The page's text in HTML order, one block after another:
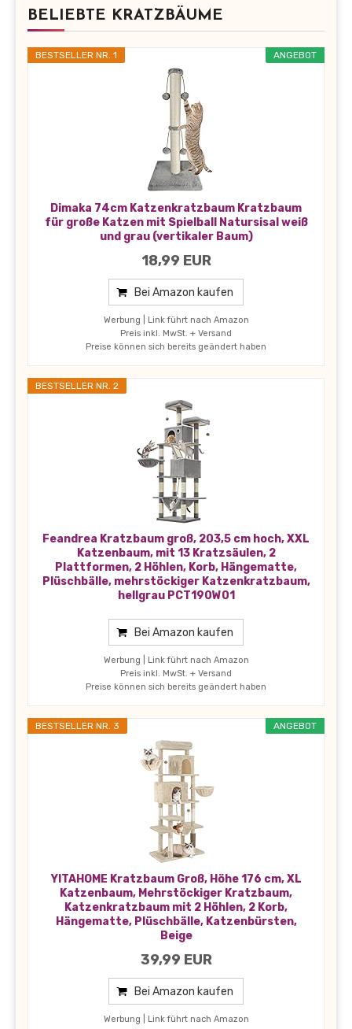
BELIEBTE KRATZBÄUME
ANGEBOT
BESTSELLER NR. 1
Dimaka 74cm Katzenkratzbaum Kratzbaum
für große Katzen mit Spielball Natursisal weiß
und grau (vertikaler Baum)
18,99 EUR
Bei Amazon kaufen
Werbung | Link führt nach Amazon
Preis inkl. MwSt. + Versand
Preise können sich bereits geändert haben
BESTSELLER NR. 2
Feandrea Kratzbaum groß, 203,5 cm hoch, XXL
Katzenbaum, mit 13 Kratzsäulen, 2
Plattformen, 2 Höhlen, Korb, Hängematte,
Plüschbälle, mehrstöckiger Katzenkratzbaum,
hellgrau PCT190W01
Bei Amazon kaufen
Werbung | Link führt nach Amazon
Preis inkl. MwSt. + Versand
Preise können sich bereits geändert haben
ANGEBOT
BESTSELLER NR. 3
YITAHOME Kratzbaum Groß, Höhe 176 cm, XL
Katzenbaum, Mehrstöckiger Kratzbaum,
Katzenkratzbaum mit 2 Höhlen, 2 Korb,
Hängematte, Plüschbälle, Katzenbürsten,
Beige
39,99 EUR
Bei Amazon kaufen
Werbung | Link führt nach Amazon